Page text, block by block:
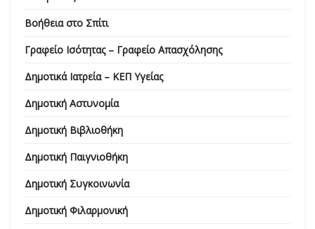
Βοήθεια στο Σπίτι
Γραφείο Ισότητας – Γραφείο Απασχόλησης
Δημοτικά Ιατρεία – ΚΕΠ Υγείας
Δημοτική Αστυνομία
Δημοτική Βιβλιοθήκη
Δημοτική Παιγνιοθήκη
Δημοτική Συγκοινωνία
Δημοτική Φιλαρμονική